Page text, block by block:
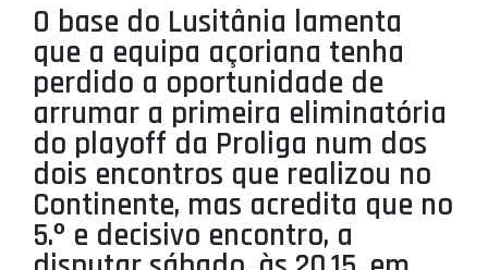
SELEÇÕES
MINIBASQUETE
ÁREA TÉCNICA
PROJETOS
LIGA BETCLIC MASCULINA
LIGA BETCLIC FEMININA
O base do Lusitânia lamenta
que a equipa açoriana tenha
perdido a oportunidade de
arrumar a primeira eliminatória
do playoff da Proliga num dos
dois encontros que realizou no
Continente, mas acredita que no
5.º e decisivo encontro, a